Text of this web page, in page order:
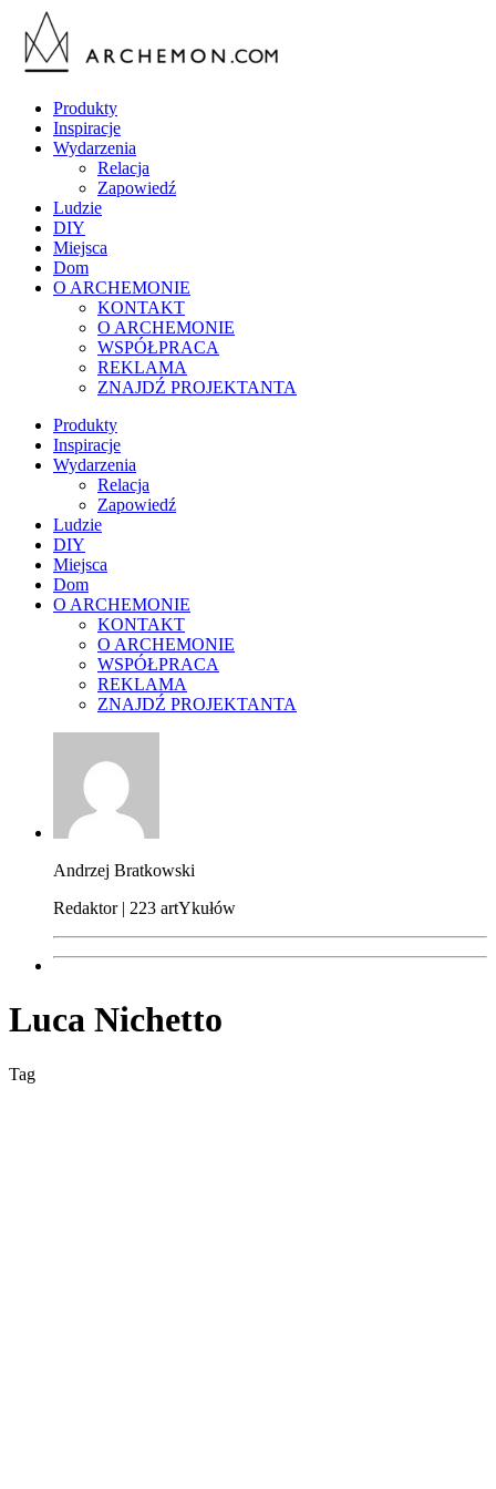
Produkty
Inspiracje
Wydarzenia
Relacja
Zapowiedź
Ludzie
DIY
Miejsca
Dom
O ARCHEMONIE
KONTAKT
O ARCHEMONIE
WSPÓŁPRACA
REKLAMA
ZNAJDŹ PROJEKTANTA
Produkty
Inspiracje
Wydarzenia
Relacja
Zapowiedź
Ludzie
DIY
Miejsca
Dom
O ARCHEMONIE
KONTAKT
O ARCHEMONIE
WSPÓŁPRACA
REKLAMA
ZNAJDŹ PROJEKTANTA
Andrzej Bratkowski
Redaktor | 223 artYkułów
Luca Nichetto
Tag